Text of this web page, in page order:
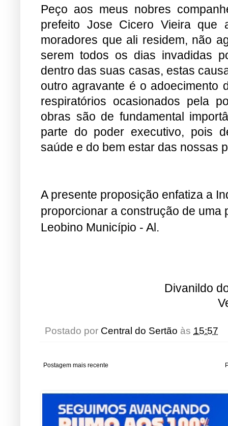
Peço aos meus nobres
prefeito Jose Cicero Vieira que
moradores que ali residem, não
serem todos os dias invadidas
dentro das suas casas, estas
outro agravante é o adoecimento
respiratórios ocasionados pela
obras são de fundamental
parte do poder executivo, pois
saúde e do bem estar das
A presente proposição enfatiza a
proporcionar a construção de uma
Leobino Município - Al.
Divanildo
Postado por Central do Sertão às 15:57
Postagem mais recente